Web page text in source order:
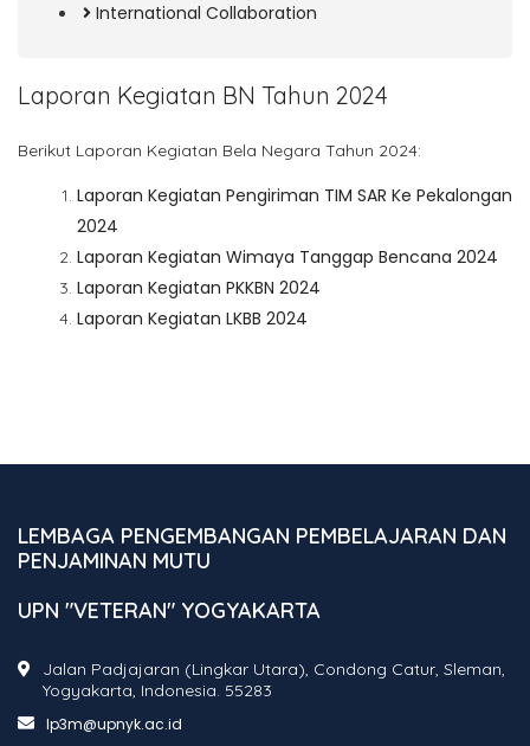
International Collaboration
Laporan Kegiatan BN Tahun 2024
Berikut Laporan Kegiatan Bela Negara Tahun 2024:
Laporan Kegiatan Pengiriman TIM SAR Ke Pekalongan
2024
Laporan Kegiatan Wimaya Tanggap Bencana 2024
Laporan Kegiatan PKKBN 2024
Laporan Kegiatan LKBB 2024
LEMBAGA PENGEMBANGAN PEMBELAJARAN DAN
PENJAMINAN MUTU
UPN "VETERAN" YOGYAKARTA
Jalan Padjajaran (Lingkar Utara), Condong Catur, Sleman,
Yogyakarta, Indonesia. 55283
lp3m@upnyk.ac.id